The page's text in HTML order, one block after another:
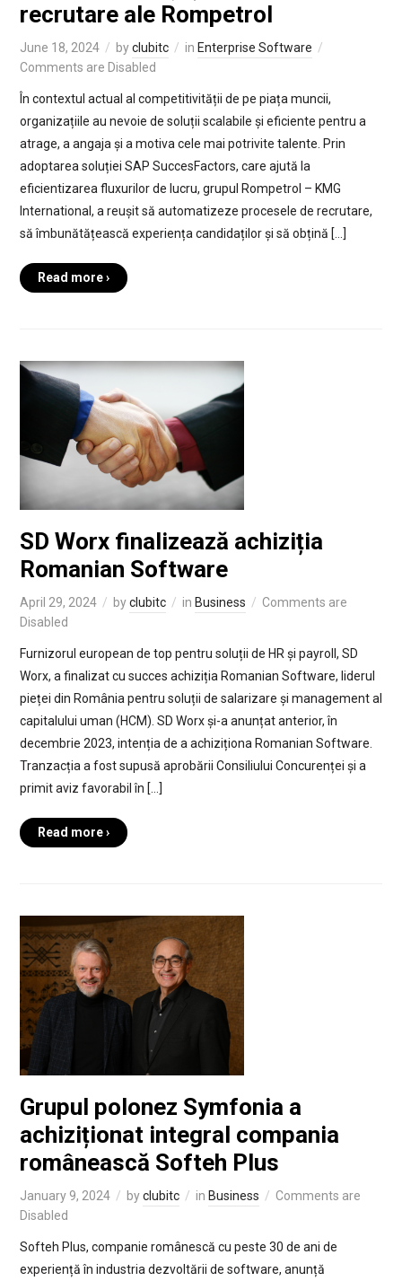
recrutare ale Rompetrol
June 18, 2024 byclubitc in Enterprise Software
Comments are Disabled
În contextul actual al competitivității de pe piața muncii,
organizațiile au nevoie de soluții scalabile și eficiente pentru a
atrage, a angaja și a motiva cele mai potrivite talente. Prin
adoptarea soluției SAP SuccesFactors, care ajută la
eficientizarea fluxurilor de lucru, grupul Rompetrol – KMG
International, a reușit să automatizeze procesele de recrutare,
să îmbunătățească experiența candidaților și să obțină […]
Read more ›
SD Worx finalizează achiziția
Romanian Software
April 29, 2024 byclubitc in Business
Comments are
Disabled
Furnizorul european de top pentru soluții de HR și payroll, SD
Worx, a finalizat cu succes achiziția Romanian Software, liderul
pieței din România pentru soluții de salarizare și management al
capitalului uman (HCM). SD Worx și-a anunțat anterior, în
decembrie 2023, intenția de a achiziționa Romanian Software.
Tranzacția a fost supusă aprobării Consiliului Concurenței și a
primit aviz favorabil în […]
Read more ›
Grupul polonez Symfonia a
achiziționat integral compania
românească Softeh Plus
January 9, 2024 byclubitc in Business
Comments are
Disabled
Softeh Plus, companie românescă cu peste 30 de ani de
experiență în industria dezvoltării de software, anunță